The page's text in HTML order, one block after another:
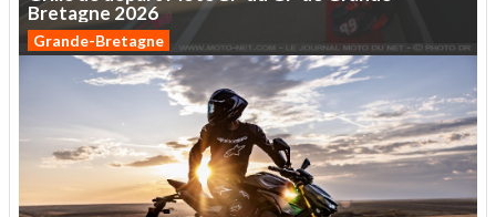
Bretagne 2026
Grande-Bretagne